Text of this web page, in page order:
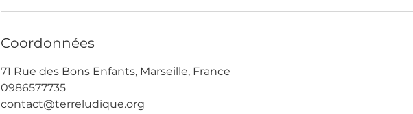
Coordonnées
71 Rue des Bons Enfants, Marseille, France
0986577735
contact@terreludique.org